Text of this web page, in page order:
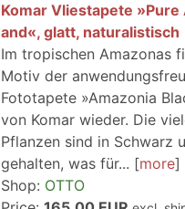
Komar Vliestapete »Pure
and«, glatt, naturalistisch
Im tropischen Amazonas
Motiv der
Fototapete »Amazonia
von Komar wieder. Die
Pflanzen sind in Schwarz
gehalten, was für...
more
Shop: OTTO